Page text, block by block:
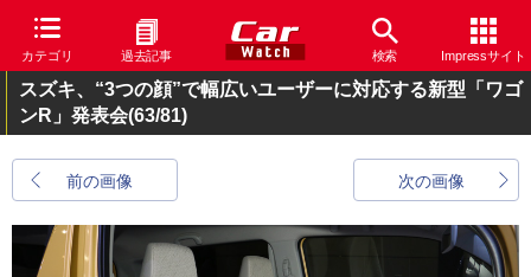
カテゴリ 過去記事 検索 Impressサイト
スズキ、“3つの顔”で幅広いユーザーに対応する新型「ワゴ
ンR」発表会(63/81)
前の画像 次の画像